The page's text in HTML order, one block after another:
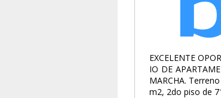
EXCELENTE
IO DE
MARCHA.
m2, 2do piso de